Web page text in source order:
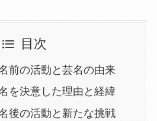
目次
前の活動と芸名の由来
を決意した理由と経緯
後の活動と新たな挑戦